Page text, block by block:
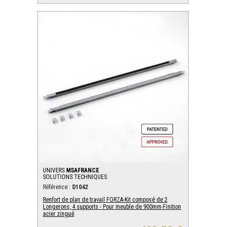
UNIVERS MSAFRANCE
SOLUTIONS TECHNIQUES
Référence : D1042
Renfort de plan de travail FORZA-Kit composé de 2
Longerons, 4 supports - Pour meuble de 900mm-Finition
acier zingué